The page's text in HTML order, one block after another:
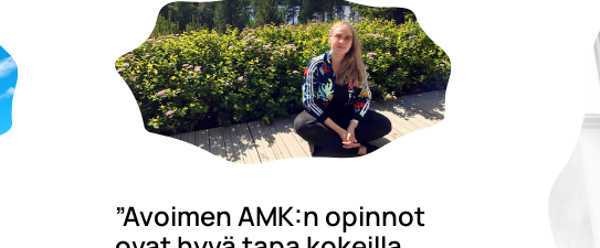
”Avoimen AMK:n opinnot